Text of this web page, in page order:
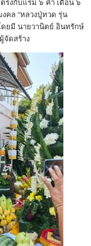
รงกับแรม ๖ ค่ำ เดือน ๖
คล “หลวงปู่ทวด รุ่น
ยมี นายวานิตย์ อินทรักษ์
จัดสร้าง